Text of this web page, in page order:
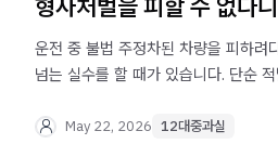
형사처벌을 피할 수 없다
운전 중 불법 주정차된 차량을 피하려
넘는 실수를 할 때가 있습니다. 단순
완전히 달라집니다. 12대 중과실에 해
May 22, 2026 12대중과실